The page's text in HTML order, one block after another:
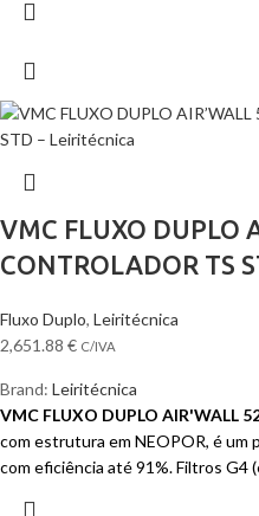
VMC FLUXO DUPLO
CONTROLADOR TS
Fluxo Duplo, Leiritécnica
2,651.88 € C/IVA
Brand: Leiritécnica
VMC FLUXO DUPLO AIR'WALL
com estrutura em NEOPOR, é um
com eficiência até 91%. Filtros G4